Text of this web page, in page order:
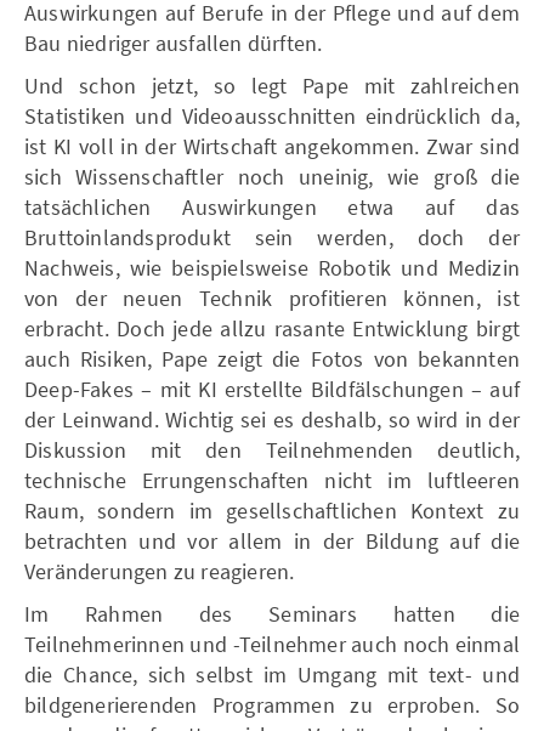
Auswirkungen auf Berufe in der Pflege und auf dem
Bau niedriger ausfallen dürften.
Und schon jetzt, so legt Pape mit zahlreichen
Statistiken und Videoausschnitten eindrücklich da,
ist KI voll in der Wirtschaft angekommen. Zwar sind
sich Wissenschaftler noch uneinig, wie groß die
tatsächlichen Auswirkungen etwa auf das
Bruttoinlandsprodukt sein werden, doch der
Nachweis, wie beispielsweise Robotik und Medizin
von der neuen Technik profitieren können, ist
erbracht. Doch jede allzu rasante Entwicklung birgt
auch Risiken, Pape zeigt die Fotos von bekannten
Deep-Fakes – mit KI erstellte Bildfälschungen – auf
der Leinwand. Wichtig sei es deshalb, so wird in der
Diskussion mit den Teilnehmenden deutlich,
technische Errungenschaften nicht im luftleeren
Raum, sondern im gesellschaftlichen Kontext zu
betrachten und vor allem in der Bildung auf die
Veränderungen zu reagieren.
Im Rahmen des Seminars hatten die
Teilnehmerinnen und -Teilnehmer auch noch einmal
die Chance, sich selbst im Umgang mit text- und
bildgenerierenden Programmen zu erproben. So